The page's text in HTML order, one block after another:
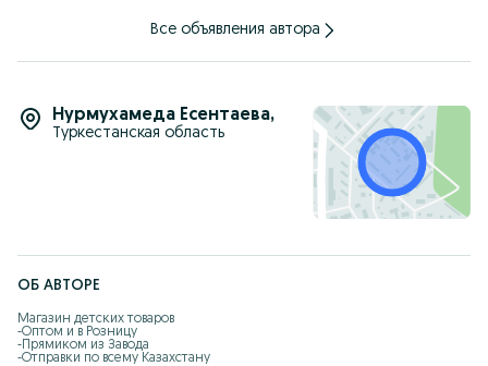
Все объявления автора
Нурмухамеда Есентаева,
Туркестанская область
ОБ АВТОРЕ
Магазин детских товаров
-Оптом и в Розницу
-Прямиком из Завода
-Отправки по всему Казахстану